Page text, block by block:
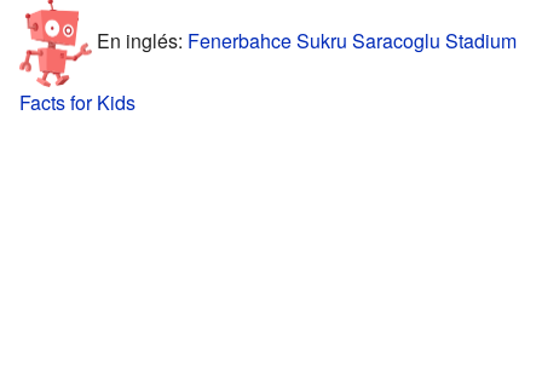
En inglés: Fenerbahce Sukru Saracoglu Stadium
Facts for Kids